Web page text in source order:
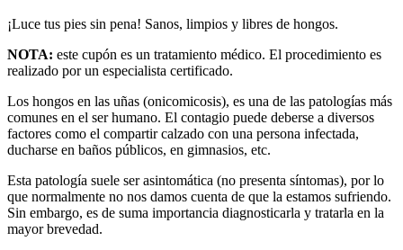
¡Luce tus pies sin pena! Sanos, limpios y libres de hongos.
NOTA: este cupón es un tratamiento médico. El procedimiento es
realizado por un especialista certificado.
Los hongos en las uñas (onicomicosis), es una de las patologías más
comunes en el ser humano. El contagio puede deberse a diversos
factores como el compartir calzado con una persona infectada,
ducharse en baños públicos, en gimnasios, etc.
Esta patología suele ser asintomática (no presenta síntomas), por lo
que normalmente no nos damos cuenta de que la estamos sufriendo.
Sin embargo, es de suma importancia diagnosticarla y tratarla en la
mayor brevedad.